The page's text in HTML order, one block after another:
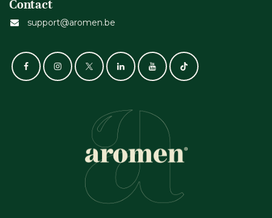
Contact
support@aromen.be